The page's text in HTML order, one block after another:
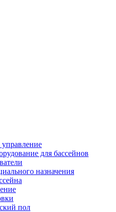
для бассейнов
назначения
пол